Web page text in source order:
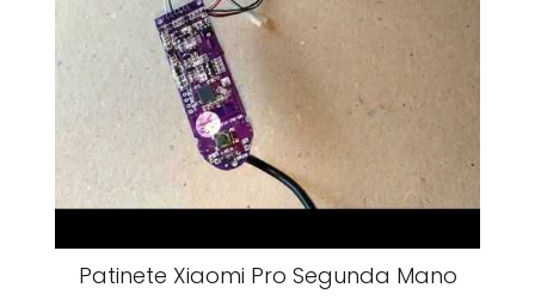
Patinete Xiaomi Pro Segunda Mano